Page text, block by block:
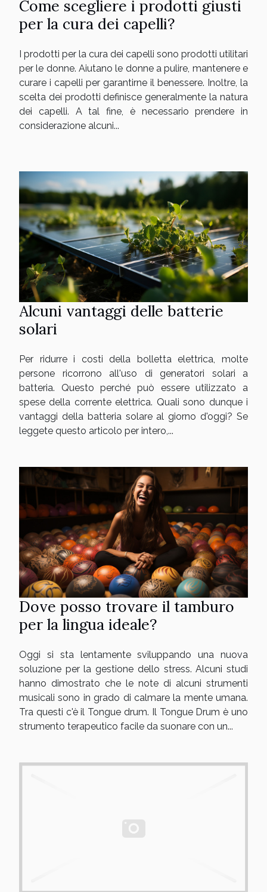
Come scegliere i prodotti giusti
per la cura dei capelli?
I prodotti per la cura dei capelli sono prodotti utilitari
per le donne. Aiutano le donne a pulire, mantenere e
curare i capelli per garantirne il benessere. Inoltre, la
scelta dei prodotti definisce generalmente la natura
dei capelli. A tal fine, è necessario prendere in
considerazione alcuni...
Alcuni vantaggi delle batterie
solari
Per ridurre i costi della bolletta elettrica, molte
persone ricorrono all'uso di generatori solari a
batteria. Questo perché può essere utilizzato a
spese della corrente elettrica. Quali sono dunque i
vantaggi della batteria solare al giorno d'oggi? Se
leggete questo articolo per intero,...
Dove posso trovare il tamburo
per la lingua ideale?
Oggi si sta lentamente sviluppando una nuova
soluzione per la gestione dello stress. Alcuni studi
hanno dimostrato che le note di alcuni strumenti
musicali sono in grado di calmare la mente umana.
Tra questi c'è il Tongue drum. Il Tongue Drum è uno
strumento terapeutico facile da suonare con un...